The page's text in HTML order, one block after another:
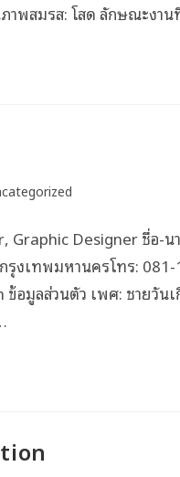
าพสมรส: โสด ลักษณะงา
Designer ชื่อ-
งเทพมหานครโทร:
มูลส่วนตัว เพศ: ชายวัน